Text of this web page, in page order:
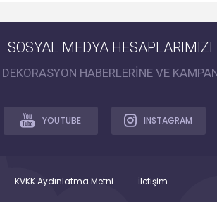
SOSYAL MEDYA HESAPLARIMIZI
DEKORASYON HABERLERİNE VE
YOUTUBE INSTAGRAM
KVKK Aydınlatma Metni İletişim